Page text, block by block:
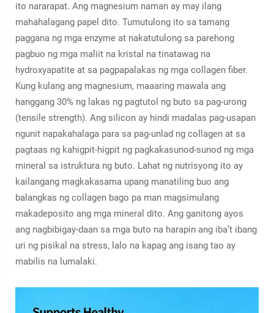
ito nararapat. Ang magnesium naman ay may ilang
mahahalagang papel dito. Tumutulong ito sa tamang
paggana ng mga enzyme at nakatutulong sa parehong
pagbuo ng mga maliit na kristal na tinatawag na
hydroxyapatite at sa pagpapalakas ng mga collagen fiber.
Kung kulang ang magnesium, maaaring mawala ang
hanggang 30% ng lakas ng pagtutol ng buto sa pag-urong
(tensile strength). Ang silicon ay hindi madalas pag-usapan
ngunit napakahalaga para sa pag-unlad ng collagen at sa
pagtaas ng kahigpit-higpit ng pagkakasunod-sunod ng mga
mineral sa istruktura ng buto. Lahat ng nutrisyong ito ay
kailangang magkakasama upang manatiling buo ang
balangkas ng collagen bago pa man magsimulang
makadeposito ang mga mineral dito. Ang ganitong ayos
ang nagbibigay-daan sa mga buto na harapin ang iba’t ibang
uri ng pisikal na stress, lalo na kapag ang isang tao ay
mabilis na lumalaki.